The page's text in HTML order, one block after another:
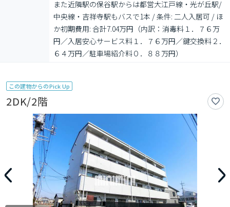
また近隣駅の保谷駅からは都営大江戸線・光が丘駅/
中央線・吉祥寺駅もバスで1本 / 条件: 二人入居可 / ほ
か初期費用: 合計7.04万円（内訳：消毒料１．７６万
円／入居安心サービス料１．７６万円／鍵交換料２．
６４万円／駐車場紹介料０．８８万円）
この建物からのPick Up
2DK/2階